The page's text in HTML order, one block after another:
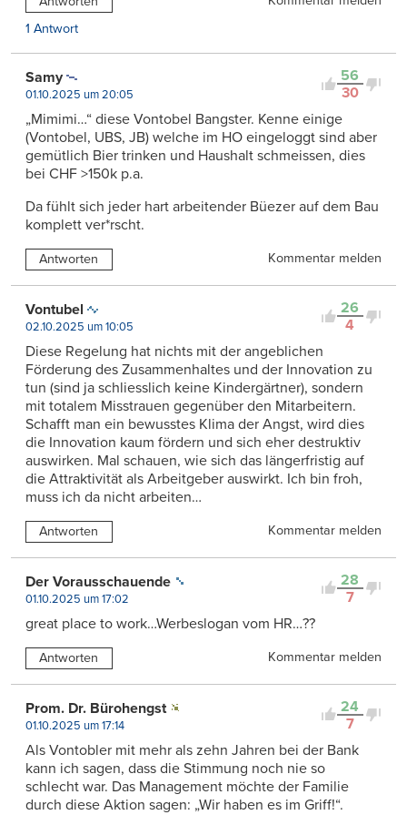
1 Antwort
56
30
Samy
01.10.2025 um 20:05
„Mimimi…“ diese Vontobel Bangster. Kenne einige
(Vontobel, UBS, JB) welche im HO eingeloggt sind aber
gemütlich Bier trinken und Haushalt schmeissen, dies
bei CHF >150k p.a.
Da fühlt sich jeder hart arbeitender Büezer auf dem Bau
komplett ver*rscht.
Antworten Kommentar melden
26
4
Vontubel
02.10.2025 um 10:05
Diese Regelung hat nichts mit der angeblichen
Förderung des Zusammenhaltes und der Innovation zu
tun (sind ja schliesslich keine Kindergärtner), sondern
mit totalem Misstrauen gegenüber den Mitarbeitern.
Schafft man ein bewusstes Klima der Angst, wird dies
die Innovation kaum fördern und sich eher destruktiv
auswirken. Mal schauen, wie sich das längerfristig auf
die Attraktivität als Arbeitgeber auswirkt. Ich bin froh,
muss ich da nicht arbeiten…
Antworten Kommentar melden
28
7
Der Vorausschauende
01.10.2025 um 17:02
great place to work…Werbeslogan vom HR…??
Antworten Kommentar melden
24
7
Prom. Dr. Bürohengst
01.10.2025 um 17:14
Als Vontobler mit mehr als zehn Jahren bei der Bank
kann ich sagen, dass die Stimmung noch nie so
schlecht war. Das Management möchte der Familie
durch diese Aktion sagen: „Wir haben es im Griff!“.